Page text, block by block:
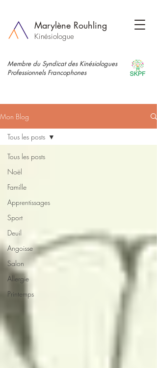
Marylène Rouhling
Kinésiologue
Membre du Syndicat des Kinésiologues
Professionnels Francophones
Mon Blog
Tous les posts
Noël
Famille
Apprentissages
Sport
Deuil
Angoisse
Salon
Allergie
Printemps
Tous les posts